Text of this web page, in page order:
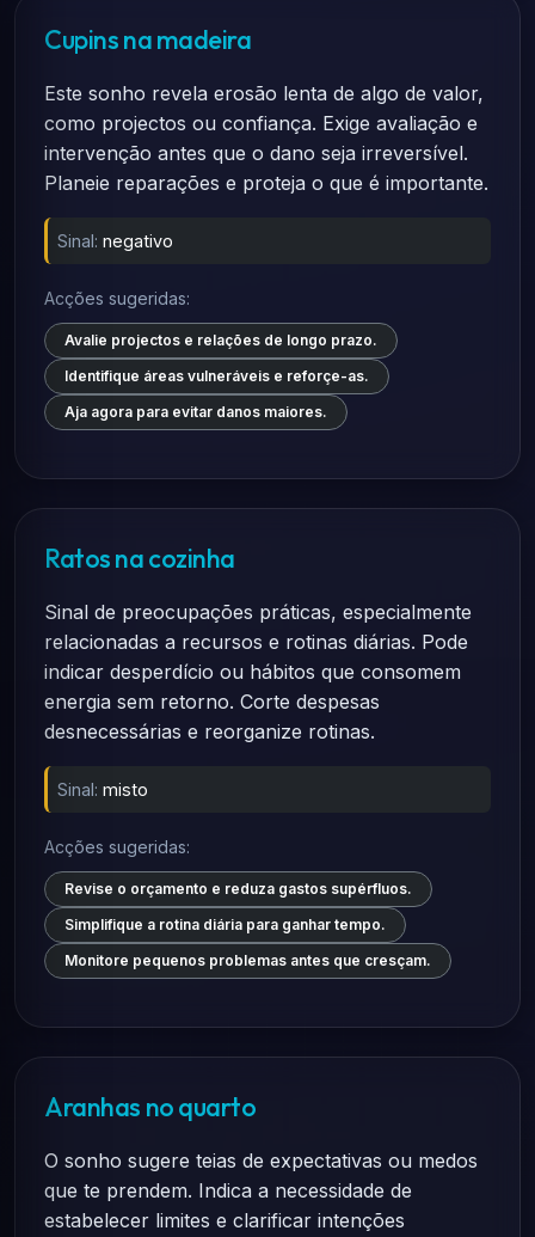
Cupins na madeira
Este sonho revela erosão lenta de algo de valor,
como projectos ou confiança. Exige avaliação e
intervenção antes que o dano seja irreversível.
Planeie reparações e proteja o que é importante.
Sinal: negativo
Acções sugeridas:
Avalie projectos e relações de longo prazo.
Identifique áreas vulneráveis e reforçe-as.
Aja agora para evitar danos maiores.
Ratos na cozinha
Sinal de preocupações práticas, especialmente
relacionadas a recursos e rotinas diárias. Pode
indicar desperdício ou hábitos que consomem
energia sem retorno. Corte despesas
desnecessárias e reorganize rotinas.
Sinal: misto
Acções sugeridas:
Revise o orçamento e reduza gastos supérfluos.
Simplifique a rotina diária para ganhar tempo.
Monitore pequenos problemas antes que cresçam.
Aranhas no quarto
O sonho sugere teias de expectativas ou medos
que te prendem. Indica a necessidade de
estabelecer limites e clarificar intenções